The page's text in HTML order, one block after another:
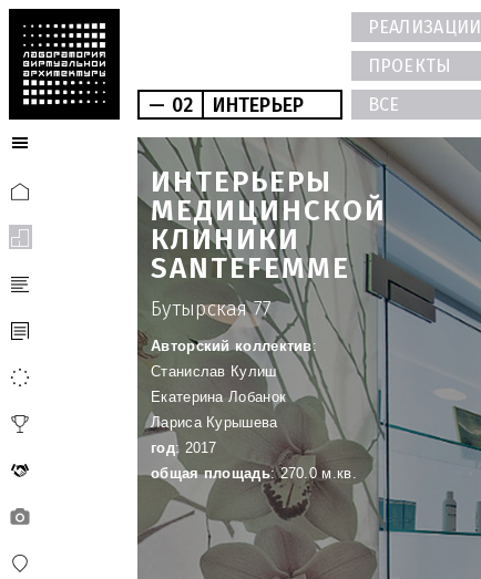
— 02 ИНТЕРЬЕР
РЕАЛИЗАЦИИ
ПРОЕКТЫ
ВСЕ
ИНТЕРЬЕРЫ
МЕДИЦИНСКОЙ
КЛИНИКИ
SANTEFEMME
Бутырская 77
Авторский коллектив:
Станислав Кулиш
Екатерина Лобанок
Лариса Курышева
год: 2017
общая площадь: 270.0 м.кв.